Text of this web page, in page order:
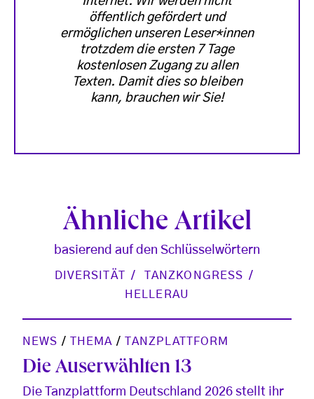
öffentlich gefördert und
ermöglichen unseren Leser*innen
trotzdem die ersten 7 Tage
kostenlosen Zugang zu allen
Texten. Damit dies so bleiben
kann, brauchen wir Sie!
Ähnliche Artikel
basierend auf den Schlüsselwörtern
DIVERSITÄT
TANZKONGRESS
HELLERAU
NEWS / THEMA / TANZPLATTFORM
Die Auserwählten 13
Die Tanzplattform Deutschland 2026 stellt ihr